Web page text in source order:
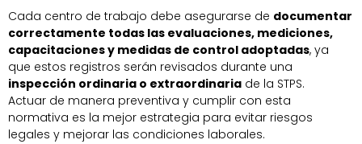
Cada centro de trabajo debe asegurarse de documentar
correctamente todas las evaluaciones, mediciones,
capacitaciones y medidas de control adoptadas, ya
que estos registros serán revisados durante una
inspección ordinaria o extraordinaria de la STPS.
Actuar de manera preventiva y cumplir con esta
normativa es la mejor estrategia para evitar riesgos
legales y mejorar las condiciones laborales.